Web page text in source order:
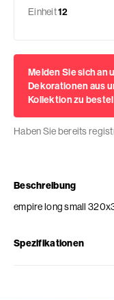
Einheit12
Melden Sie sich an
Dekorationen aus
Kollektion zu
Haben Sie bereits
Beschreibung
empire long small
Spezifikationen